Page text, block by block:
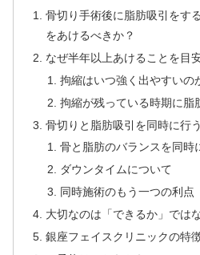
骨切り手術後に脂肪吸引をす
をあけるべきか？
なぜ半年以上あけることを目
拘縮はいつ強く出やすいの
拘縮が残っている時期に脂
骨切りと脂肪吸引を同時に行
骨と脂肪のバランスを同時
ダウンタイムについて
同時施術のもう一つの利点
大切なのは「できるか」では
銀座フェイスクリニックの特